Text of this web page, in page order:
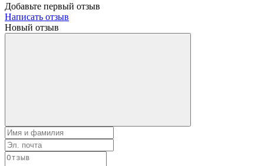
Добавьте первый отзыв
Написать отзыв
Новый отзыв